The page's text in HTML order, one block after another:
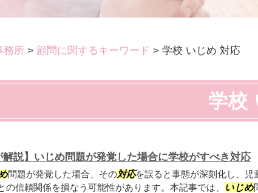
務所 > 顧問に関するキーワード > 学校 いじめ 対応
学校
解説】いじめ問題が発覚した場合に学校がすべき対応
問題が発覚した場合、その対応を誤ると事態が深刻化し、児
の信頼関係を損なう可能性があります。本記事では、
いじめ